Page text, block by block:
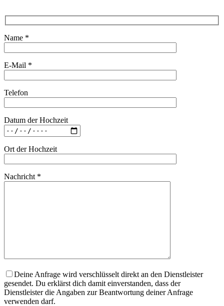
Name *
E-Mail *
Telefon
Datum der Hochzeit
Ort der Hochzeit
Nachricht *
Deine Anfrage wird verschlüsselt direkt an den Dienstleister
gesendet. Du erklärst dich damit einverstanden, dass der
Dienstleister die Angaben zur Beantwortung deiner Anfrage
verwenden darf.